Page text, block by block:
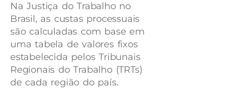
Na Justiça do Trabalho no
Brasil, as custas processuais
são calculadas com base em
uma tabela de valores fixos
estabelecida pelos Tribunais
Regionais do Trabalho (TRTs)
de cada região do país.